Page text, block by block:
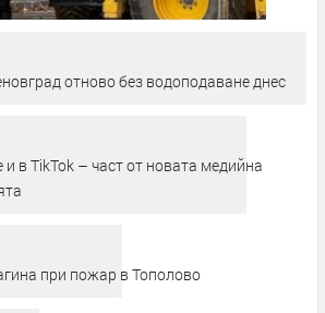
отново без водоподаване днес
и в TikTok – част от новата медийна
при пожар в Тополово